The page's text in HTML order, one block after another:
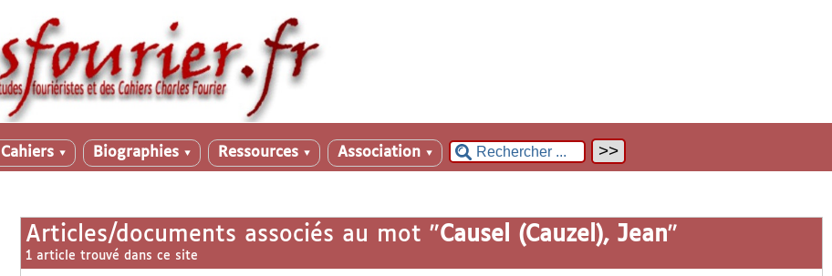
Cahiers ▼ Biographies ▼ Ressources ▼ Association ▼
Articles/documents associés au mot "Causel (Cauzel), Jean"
1 article trouvé dans ce site